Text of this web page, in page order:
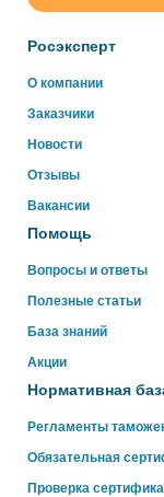
Росэксперт
О компании
Заказчики
Новости
Отзывы
Вакансии
Помощь
Вопросы и ответы
Полезные статьи
База знаний
Акции
Нормативная
Регламенты
Обязательная
Проверка
online
Свяжитесь с